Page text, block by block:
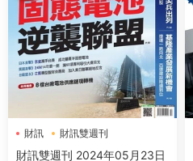
財訊 財訊雙週刊
財訊雙週刊 2024年05月23日